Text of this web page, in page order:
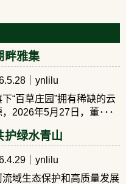
畔雅集
｜ynlilu
“百草庄园”拥有稀缺的云
2026年5月27日，董･･･
护绿水青山
｜ynlilu
域生态保护和高质量发展